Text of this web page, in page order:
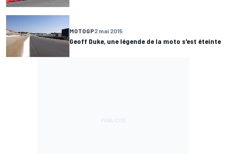
MOTOGP2 mai 2015
Geoff Duke, une légende de la moto s'est éteinte